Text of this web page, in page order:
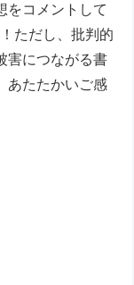
をコメントして
ただし、批判的
害につながる書
あたたかいご感